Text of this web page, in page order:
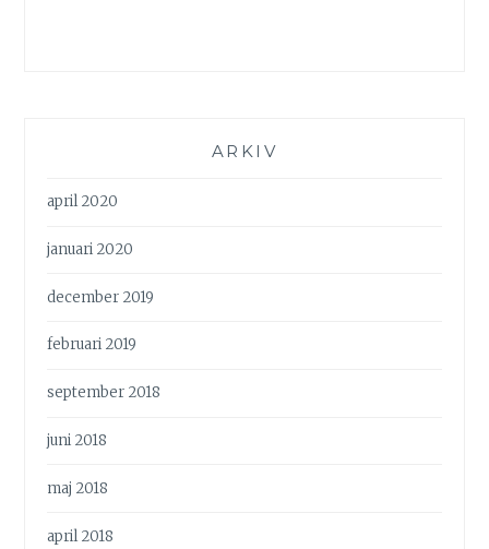
ARKIV
april 2020
januari 2020
december 2019
februari 2019
september 2018
juni 2018
maj 2018
april 2018